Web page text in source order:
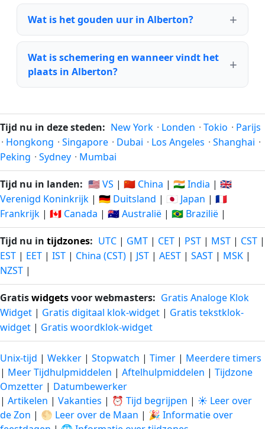
Wat is het gouden uur in Alberton?
Wat is schemering en wanneer vindt het
plaats in Alberton?
Tijd nu in deze steden: New York · Londen · Tokio · Parijs
· Hongkong · Singapore · Dubai · Los Angeles · Shanghai ·
Peking · Sydney · Mumbai
Tijd nu in landen: 🇺🇸 VS | 🇨🇳 China | 🇮🇳 India | 🇬🇧
Verenigd Koninkrijk | 🇩🇪 Duitsland | 🇯🇵 Japan | 🇫🇷
Frankrijk | 🇨🇦 Canada | 🇦🇺 Australië | 🇧🇷 Brazilië |
Tijd nu in tijdzones: UTC | GMT | CET | PST | MST | CST |
EST | EET | IST | China (CST) | JST | AEST | SAST | MSK |
NZST |
Gratiswidgetsvoor webmasters: Gratis Analoge Klok
Widget | Gratis digitaal klok-widget | Gratis tekstklok-
widget | Gratis woordklok-widget
Unix-tijd | Wekker | Stopwatch | Timer | Meerdere timers
| Meer Tijdhulpmiddelen | Aftelhulpmiddelen | Tijdzone
Omzetter | Datumbewerker
| Artikelen | Vakanties | ⏰ Tijd begrijpen | ☀️ Leer over
de Zon | 🌕 Leer over de Maan | 🎉 Informatie over